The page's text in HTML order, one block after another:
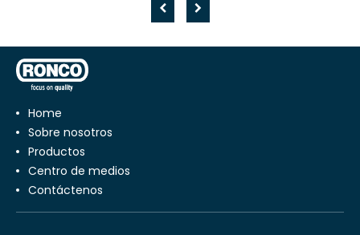
Home
Sobre nosotros
Productos
Centro de medios
Contáctenos